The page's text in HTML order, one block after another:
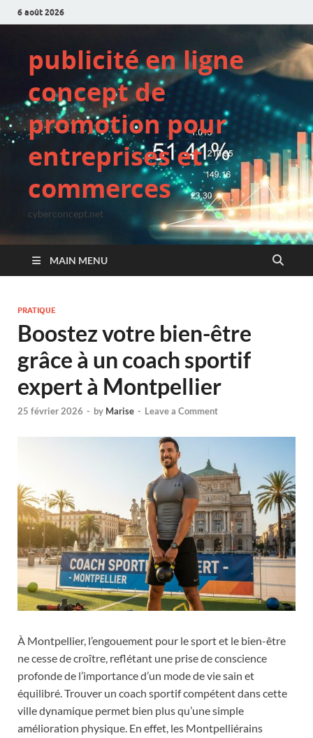
6 août 2026
publicité en ligne
concept de
promotion pour
entreprises et
commerces
cyberconcept.net
MAIN MENU
PRATIQUE
Boostez votre bien-être
grâce à un coach sportif
expert à Montpellier
25 février 2026 - by Marise - Leave a Comment
À Montpellier, l’engouement pour le sport et le bien-être
ne cesse de croître, reflétant une prise de conscience
profonde de l’importance d’un mode de vie sain et
équilibré. Trouver un coach sportif compétent dans cette
ville dynamique permet bien plus qu’une simple
amélioration physique. En effet, les Montpelliérains